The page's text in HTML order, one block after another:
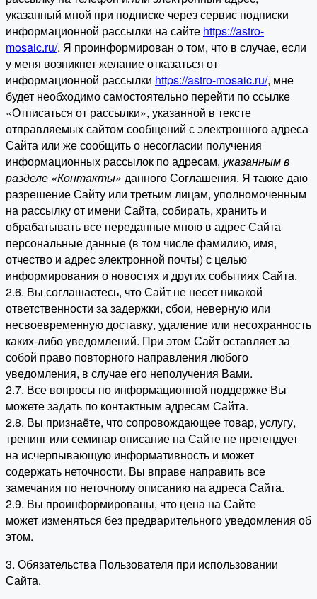
указанный мной при подписке через сервис подписки
информационной рассылки на сайте https://astro-
mosaic.ru/. Я проинформирован о том, что в случае, если
у меня возникнет желание отказаться от
информационной рассылки https://astro-mosaic.ru/, мне
будет необходимо самостоятельно перейти по ссылке
«Отписаться от рассылки», указанной в тексте
отправляемых сайтом сообщений с электронного адреса
Сайта или же сообщить о несогласии получения
информационных рассылок по адресам, указанным в
разделе «Контакты» данного Соглашения. Я также даю
разрешение Сайту или третьим лицам, уполномоченным
на рассылку от имени Сайта, собирать, хранить и
обрабатывать все переданные мною в адрес Сайта
персональные данные (в том числе фамилию, имя,
отчество и адрес электронной почты) с целью
информирования о новостях и других событиях Сайта.
2.6. Вы соглашаетесь, что Сайт не несет никакой
ответственности за задержки, сбои, неверную или
несвоевременную доставку, удаление или несохранность
каких-либо уведомлений. При этом Сайт оставляет за
собой право повторного направления любого
уведомления, в случае его неполучения Вами.
2.7. Все вопросы по информационной поддержке Вы
можете задать по контактным адресам Сайта.
2.8. Вы признаёте, что сопровождающее товар, услугу,
тренинг или семинар описание на Сайте не претендует
на исчерпывающую информативность и может
содержать неточности. Вы вправе направить все
замечания по неточному описанию на адреса Сайта.
2.9. Вы проинформированы, что цена на Сайте
может изменяться без предварительного уведомления об
этом.
3. Обязательства Пользователя при использовании
Сайта.